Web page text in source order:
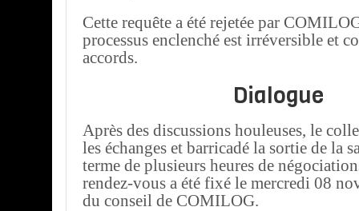
Cette requête a été rejetée par
processus enclenché est irréversible et
accords.
Dialogue
Après des discussions houleuses, le
les échanges et barricadé la sortie de la
terme de plusieurs heures de
rendez-vous a été fixé le mercredi 08
du conseil de COMILOG.